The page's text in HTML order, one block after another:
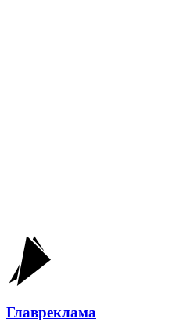
Главреклама